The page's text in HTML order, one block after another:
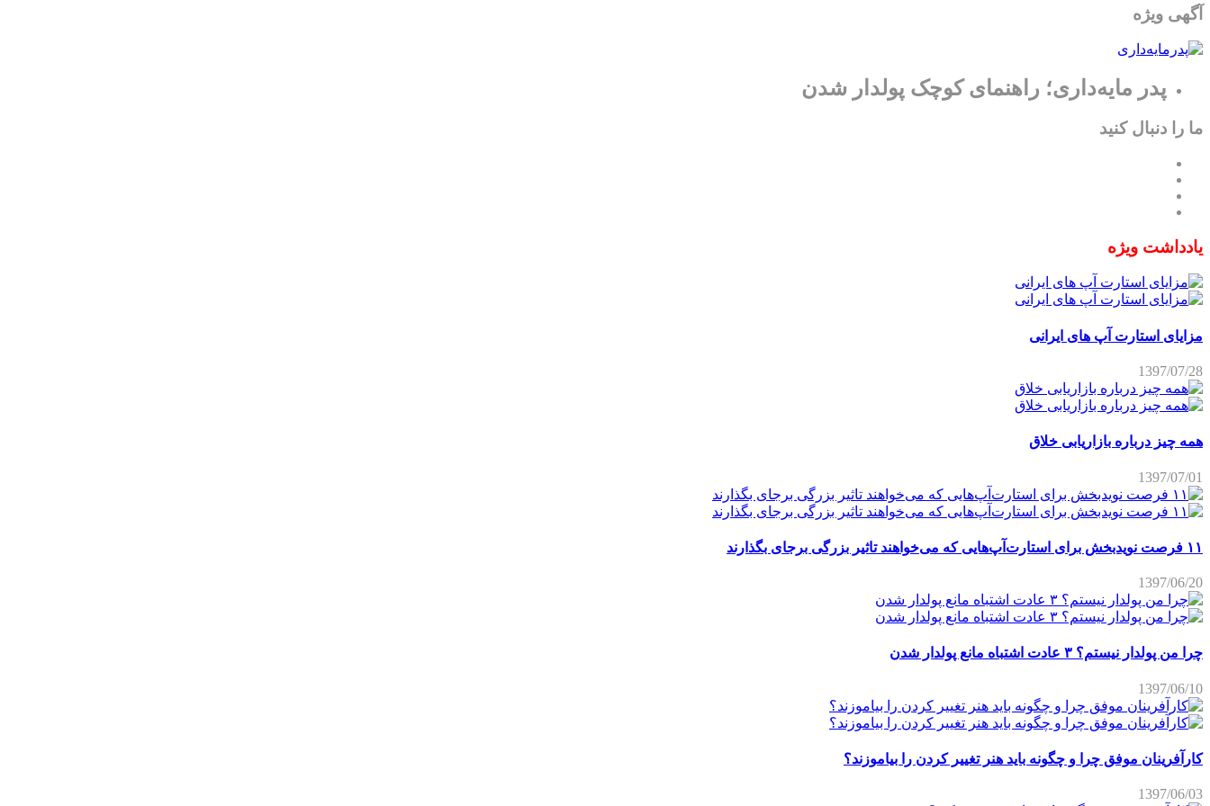
آگهی ویژه
پدر مایه‌داری؛ راهنمای کوچک پولدار شدن
ما را دنبال کنید
یادداشت ویژه
مزایای استارت آپ های ایرانی
1397/07/28
همه چیز درباره بازاریابی خلاق
1397/07/01
۱۱ فرصت نویدبخش برای استارت‌آپ‌هایی که می‌خواهند تاثیر بزرگی برجای بگذارند
1397/06/20
چرا من پولدار نیستم؟ ۳ عادت اشتباه مانع پولدار شدن
1397/06/10
کارآفرینان موفق چرا و چگونه باید هنر تغییر کردن را بیاموزند؟
1397/06/03